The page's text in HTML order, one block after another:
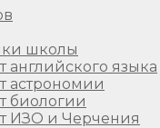
школы
английского языка
астрономии
биологии
ИЗО и Черчения